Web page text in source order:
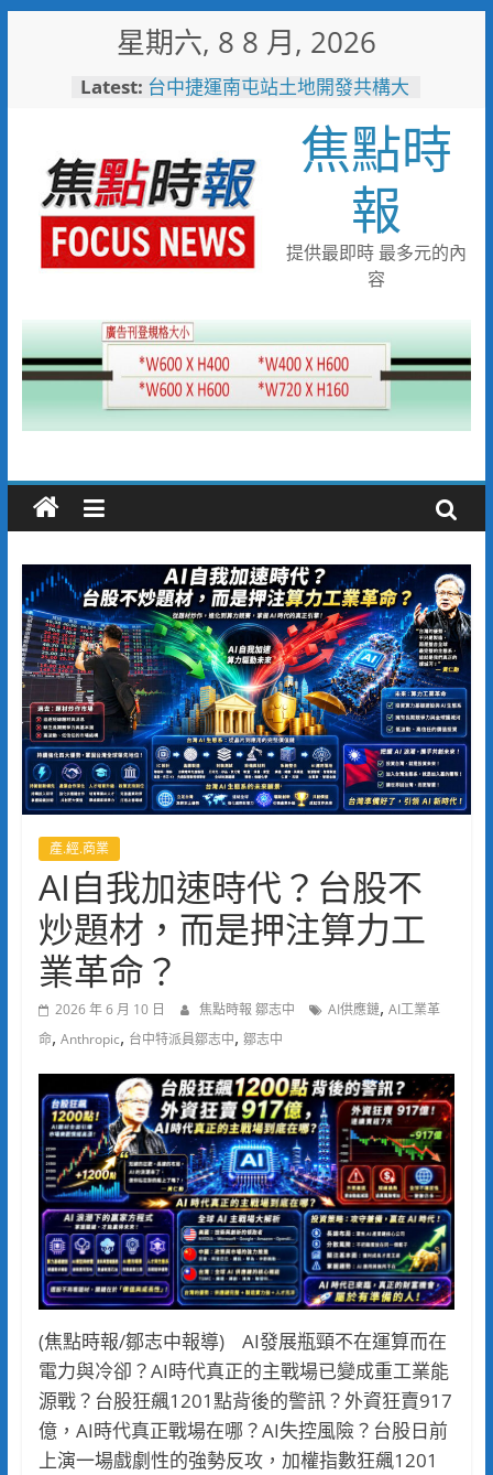
星期六, 8 8 月, 2026
Latest: 台中捷運南屯站土地開發共構大
新地標實現軌道經濟願景
警友辦事處大力相挺！岡山分局
送上「父親節」暖心祝福
守望相助的暖心守護 湖內警消
聯手破門化解獨居翁的危機
歡慶父親節！《台中通
TCPASS》APP 攜手在地名店熱
捐「300萬」助熊本震災重建
焦點時
報
提供最即時 最多元的內
容
產.經.商業
AI自我加速時代？台股不
炒題材，而是押注算力工
業革命？
2026 年 6 月 10 日 焦點時報 鄒志中 AI供應鏈, AI工業革
命, Anthropic, 台中特派員鄒志中, 鄒志中
(焦點時報/鄒志中報導) AI發展瓶頸不在運算而在
電力與冷卻？AI時代真正的主戰場已變成重工業能
源戰？台股狂飆1201點背後的警訊？外資狂賣917
億，AI時代真正戰場在哪？AI失控風險？台股日前
上演一場戲劇性的強勢反攻，加權指數狂飆1201